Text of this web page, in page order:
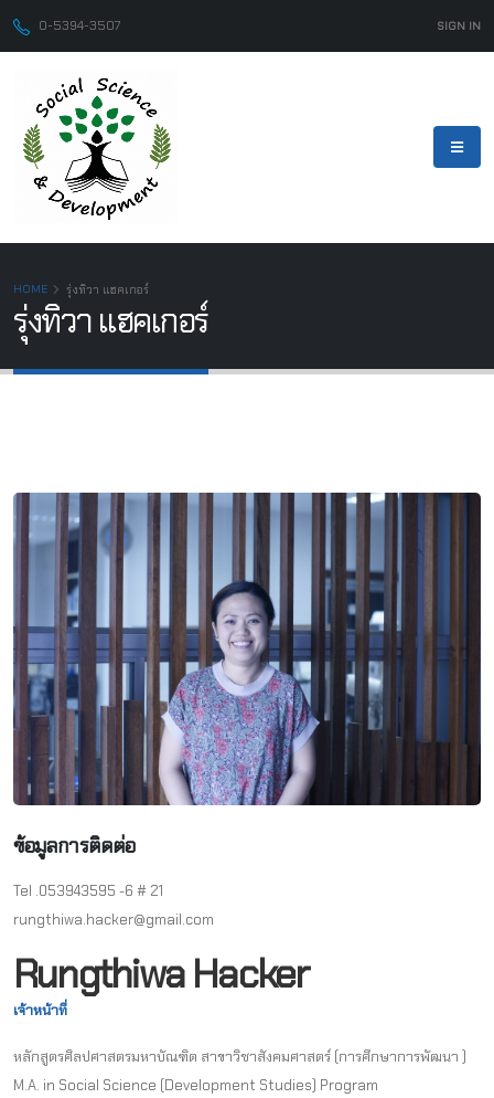
0-5394-3507 SIGN IN
HOME รุ่งทิวา แฮคเกอร์
รุ่งทิวา แฮคเกอร์
Rungthiwa Hacker
เจ้าหน้าที่
หลักสูตรศิลปศาสตรมหาบัณฑิต สาขาวิชาสังคมศาสตร์ (การศึกษาการพัฒนา )
M.A. in Social Science (Development Studies) Program
ข้อมูลการติดต่อ
Tel .053943595 -6 # 21
rungthiwa.hacker@gmail.com